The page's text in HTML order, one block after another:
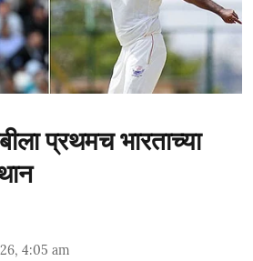
प्रथमच भारताच्या
4:05 am